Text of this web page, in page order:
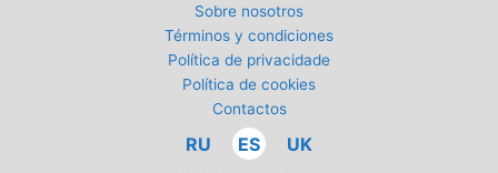
Sobre nosotros
Términos y condiciones
Política de privacidade
Política de cookies
Contactos
RU ES UK